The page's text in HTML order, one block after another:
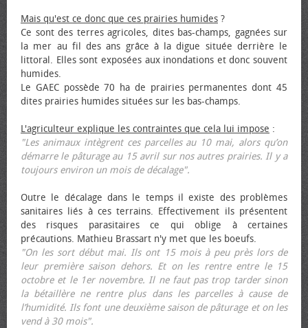
Mais qu'est ce donc que ces prairies humides ?
Ce sont des terres agricoles, dites bas-champs, gagnées sur
la mer au fil des ans grâce à la digue située derrière le
littoral. Elles sont exposées aux inondations et donc souvent
humides.
Le GAEC possède 70 ha de prairies permanentes dont 45
dites prairies humides situées sur les bas-champs.
L'agriculteur explique les contraintes que cela lui impose :
"Les animaux intègrent ces parcelles au 10 mai, alors qu’on
démarre le pâturage au 15 avril sur nos autres prairies. Il y a
toujours environ un mois de décalage".
Outre le décalage dans le temps il existe des problèmes
sanitaires liés à ces terrains. Effectivement ils présentent
des risques parasitaires ce qui oblige à certaines
précautions. Mathieu Brassart n'y met que les bœufs.
"On les sort début mai. Ils ont 15 mois à peu près lors de
leur première saison dehors. Et on les rentre entre le 15
octobre et le 1er novembre. Il ne faut pas trop tarder sinon
la bétaillère ne rentre plus dans les parcelles à cause de
l’humidité. Ils font une deuxième saison de pâturage et on les
vend à 30 mois".